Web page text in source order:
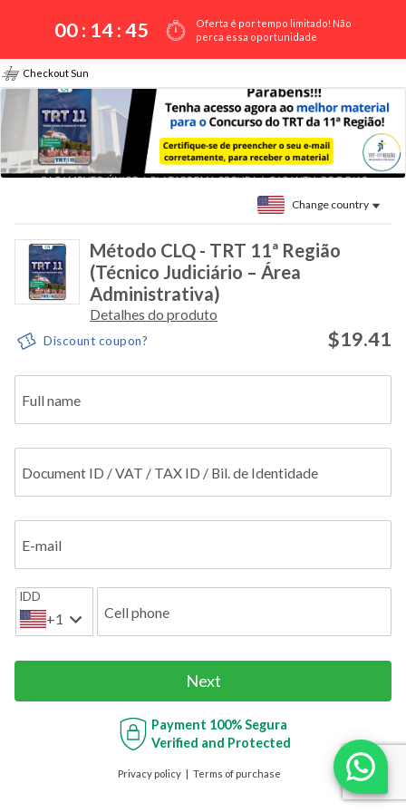
00 : 14:45
Oferta é por tempo limitado! Não
perca essa oportunidade
Checkout Sun
Change country
Método CLQ - TRT 11ª Região
(Técnico Judiciário – Área
Administrativa)
Detalhes do produto
Discount coupon? $19.41
Full name
Document ID / VAT / TAX ID / Bil. de Identidade
E-mail
IDD
+1 Cell phone
Next
Payment 100% Segura
Verified and Protected
Privacy policy Terms of purchase